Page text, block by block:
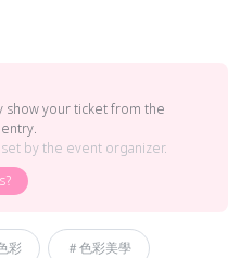
your ticket from the
entry.
by the event organizer.
彩 ＃色彩美學